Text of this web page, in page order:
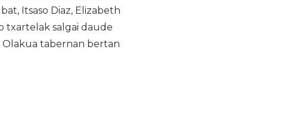
Itsaso Diaz, Elizabeth
txartelak salgai daude
Olakua tabernan bertan